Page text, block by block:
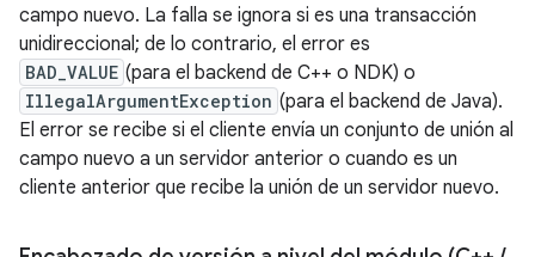
campo nuevo. La falla se ignora si es una transacción
unidireccional; de lo contrario, el error es
BAD_VALUE (para el backend de C++ o NDK) o
IllegalArgumentException (para el backend de Java).
El error se recibe si el cliente envía un conjunto de unión al
campo nuevo a un servidor anterior o cuando es un
cliente anterior que recibe la unión de un servidor nuevo.